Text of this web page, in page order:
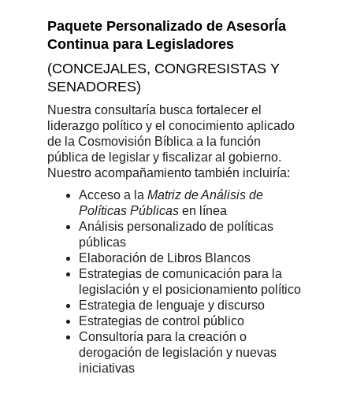
Paquete Personalizado de AsesorÍa
Continua para Legisladores
(CONCEJALES, CONGRESISTAS Y
SENADORES)
Nuestra consultaría busca fortalecer el
liderazgo político y el conocimiento aplicado
de la Cosmovisión Bíblica a la función
pública de legislar y fiscalizar al gobierno.
Nuestro acompañamiento también incluiría:
Acceso a la Matriz de Análisis de
Políticas Públicas en línea
Análisis personalizado de políticas
públicas
Elaboración de Libros Blancos
Estrategias de comunicación para la
legislación y el posicionamiento político
Estrategia de lenguaje y discurso
Estrategias de control público
Consultoría para la creación o
derogación de legislación y nuevas
iniciativas